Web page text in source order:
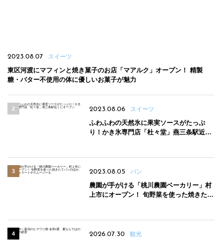
2023.08.07 スイーツ
東区河渡にマフィンと焼き菓子のお店「マアルク」オープン！ 精製
糖・バター不使用の体に優しいお菓子が魅力
2023.08.06 スイーツ
ふわふわの天然氷に果実ソースがたっぷ
り！かき氷専門店「杜々堂」燕三条駅近く
2023.08.05 パン
農園が手がける「桃川農園ベーカリー」村
上市にオープン！ 旬野菜を使った焼きたて
2026.07.30 観光